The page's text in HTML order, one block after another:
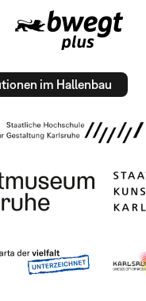
im Hallenbau